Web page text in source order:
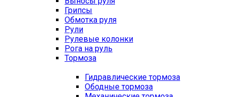
Грипсы
Обмотка руля
Рули
Рулевые колонки
Рога на руль
Тормоза
Гидравлические тормоза
Ободные тормоза